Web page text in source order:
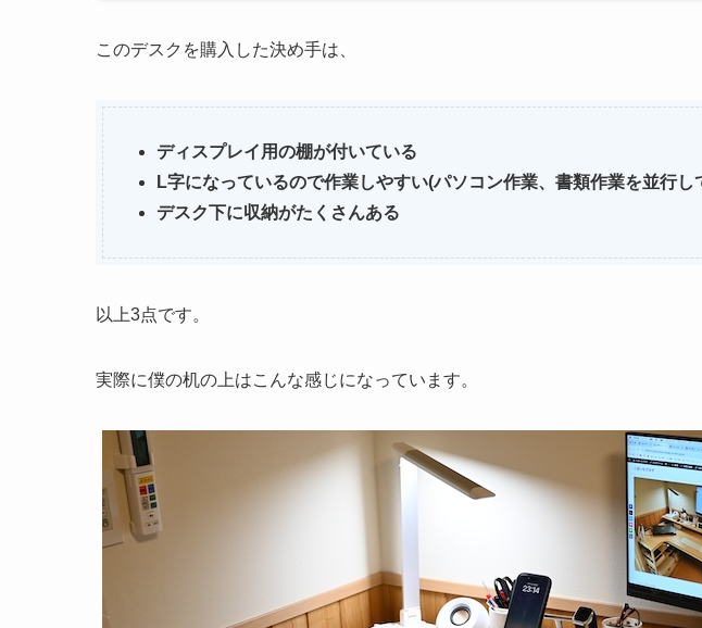
このデスクを購入した決め手は、
ディスプレイ用の棚が付いている
L字になっているので作業しやすい(パソコン作業、書類作業を並行し
デスク下に収納がたくさんある
以上3点です。
実際に僕の机の上はこんな感じになっています。